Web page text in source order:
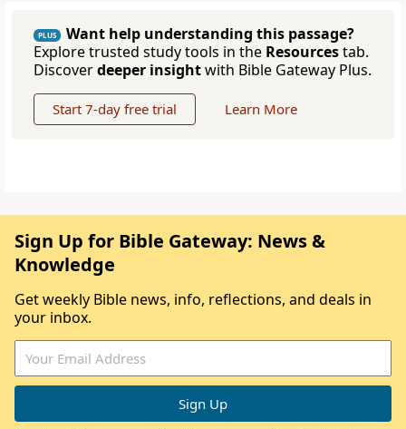
PLUS
Want help understanding this passage?
Explore trusted study tools in the Resourcestab.
Discoverdeeper insightwith Bible Gateway Plus.
Start 7-day free trial Learn More
Sign Up for Bible Gateway: News &
Knowledge
Get weekly Bible news, info, reflections, and deals in
your inbox.